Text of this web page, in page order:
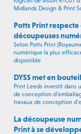
Midlands Design & Print
Potts Print
découpeuses
Selon Potts Print
numérique la plus
disponible
DYSS met en
Print Leeds investit dans
de conception
travaux de conception
La découpeuse
Print à se